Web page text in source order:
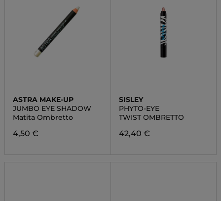
ASTRA MAKE-UP
JUMBO EYE SHADOW
Matita Ombretto
4,50 €
SISLEY
PHYTO-EYE
TWIST OMBRETTO
42,40 €